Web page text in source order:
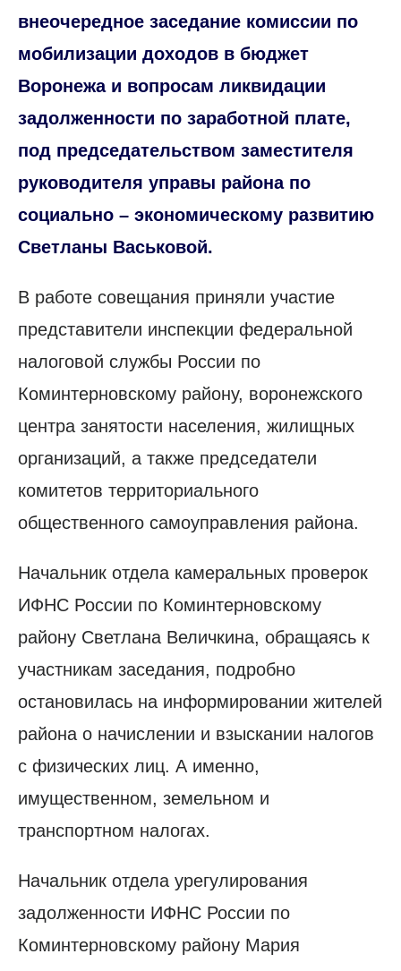
внеочередное заседание комиссии по
мобилизации доходов в бюджет
Воронежа и вопросам ликвидации
задолженности по заработной плате,
под председательством заместителя
руководителя управы района по
социально – экономическому развитию
Светланы Васьковой.
В работе совещания приняли участие
представители инспекции федеральной
налоговой службы России по
Коминтерновскому району, воронежского
центра занятости населения, жилищных
организаций, а также председатели
комитетов территориального
общественного самоуправления района.
Начальник отдела камеральных проверок
ИФНС России по Коминтерновскому
району Светлана Величкина, обращаясь к
участникам заседания, подробно
остановилась на информировании жителей
района о начислении и взыскании налогов
с физических лиц. А именно,
имущественном, земельном и
транспортном налогах.
Начальник отдела урегулирования
задолженности ИФНС России по
Коминтерновскому району Мария